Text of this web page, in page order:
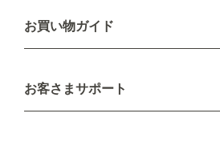
新規会員登録
お買い物ガイド
配送について
不良品・返品について
お客さまサポート